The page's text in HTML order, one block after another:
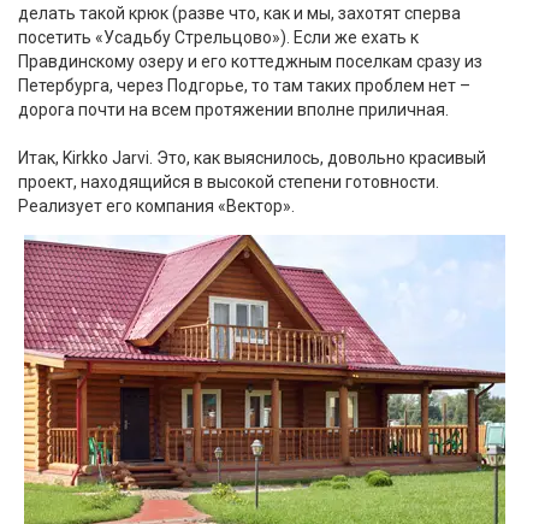
делать такой крюк (разве что, как и мы, захотят сперва
посетить «Усадьбу Стрельцово»). Если же ехать к
Правдинскому озеру и его коттеджным поселкам сразу из
Петербурга, через Подгорье, то там таких проблем нет –
дорога почти на всем протяжении вполне приличная.
Итак, Kirkko Jarvi. Это, как выяснилось, довольно красивый
проект, находящийся в высокой степени готовности.
Реализует его компания «Вектор».